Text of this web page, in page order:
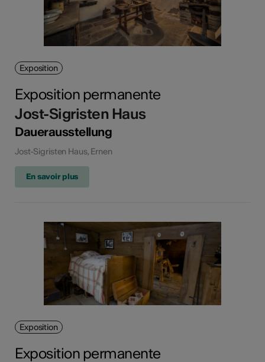
Exposition
Exposition permanente
Jost-Sigristen Haus
Dauerausstellung
Jost-Sigristen Haus, Ernen
En savoir plus
Exposition
Exposition permanente